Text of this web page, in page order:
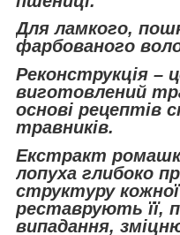
Для ламкого,
фарбованого
Реконструкція –
виготовлений
основі рецептів
травників.
Екстракт
лопуха глибоко
структуру
реставрують її,
випадання,